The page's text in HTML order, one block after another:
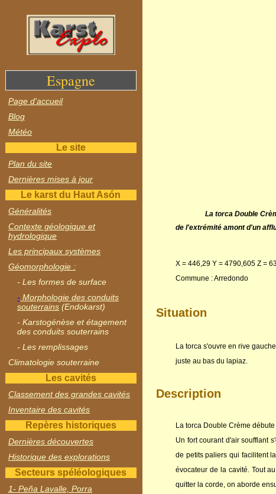
Espagne
Page d'accueil
Blog
Météo
Le site
Plan du site
Dernières mises à jour
Le karst du Haut Asón
Généralités
Contexte géologique et
hydrologique
Les principaux systèmes
Géomorphologie :
- Les formes de surface
- Morphologie des conduits
souterrains (Endokarst)
- Karstogénèse et étagement
des conduits souterrains
- Les remplissages
Climatologie souterraine
Les cavités
Classement des grandes cavités
Inventaire des cavités
Repères historiques
Dernières découvertes
Historique des explorations
Secteurs spéléologiques
1- Peña Lavalle, Porra
La torca Double
de l'extrémité amont d'un
X = 446,29 Y = 4790,605 Z =
Commune : Arredondo
Situation
La torca s'ouvre en rive
juste au bas du lapiaz.
Description
La torca Double Crème
Un fort courant d'air soufflant
de petits paliers qui facilitent
évocateur de la cavité. Tout
quitter la corde, on aborde